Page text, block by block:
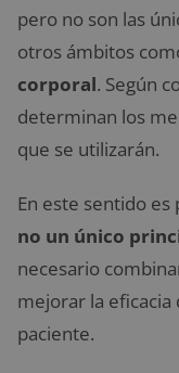
pero no son las
otros ámbitos
corporal. Según
determinan los
que se utilizarán.
En este sentido
no un único
necesario
mejorar la
paciente.